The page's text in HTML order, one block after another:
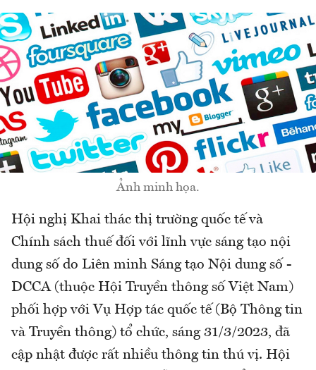
Ảnh minh họa.
Hội nghị Khai thác thị trường quốc tế và
Chính sách thuế đối với lĩnh vực sáng tạo nội
dung số do Liên minh Sáng tạo Nội dung số -
DCCA (thuộc Hội Truyền thông số Việt Nam)
phối hợp với Vụ Hợp tác quốc tế (Bộ Thông tin
và Truyền thông) tổ chức, sáng 31/3/2023, đã
cập nhật được rất nhiều thông tin thú vị. Hội